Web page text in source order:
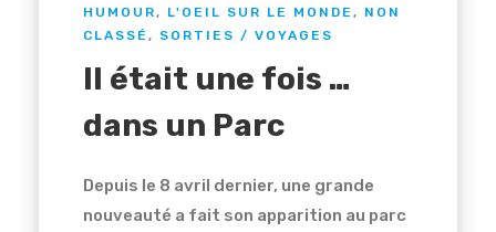
HUMOUR, L'OEIL SUR LE MONDE , NON
CLASSÉ , SORTIES / VOYAGES
Il était une fois …
dans un Parc
Depuis le 8 avril dernier, une grande
nouveauté a fait son apparition au parc